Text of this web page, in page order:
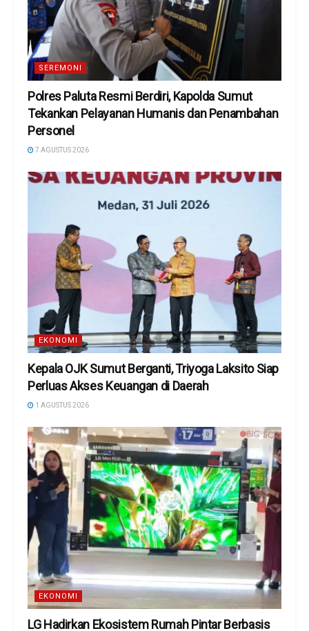
SEREMONI
Polres Paluta Resmi Berdiri, Kapolda Sumut
Tekankan Pelayanan Humanis dan Penambahan
Personel
7 AGUSTUS 2026
EKONOMI
Kepala OJK Sumut Berganti, Triyoga Laksito Siap
Perluas Akses Keuangan di Daerah
1 AGUSTUS 2026
EKONOMI
LG Hadirkan Ekosistem Rumah Pintar Berbasis